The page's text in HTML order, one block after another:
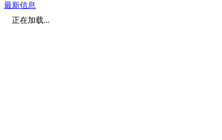
最新信息
正在加载...